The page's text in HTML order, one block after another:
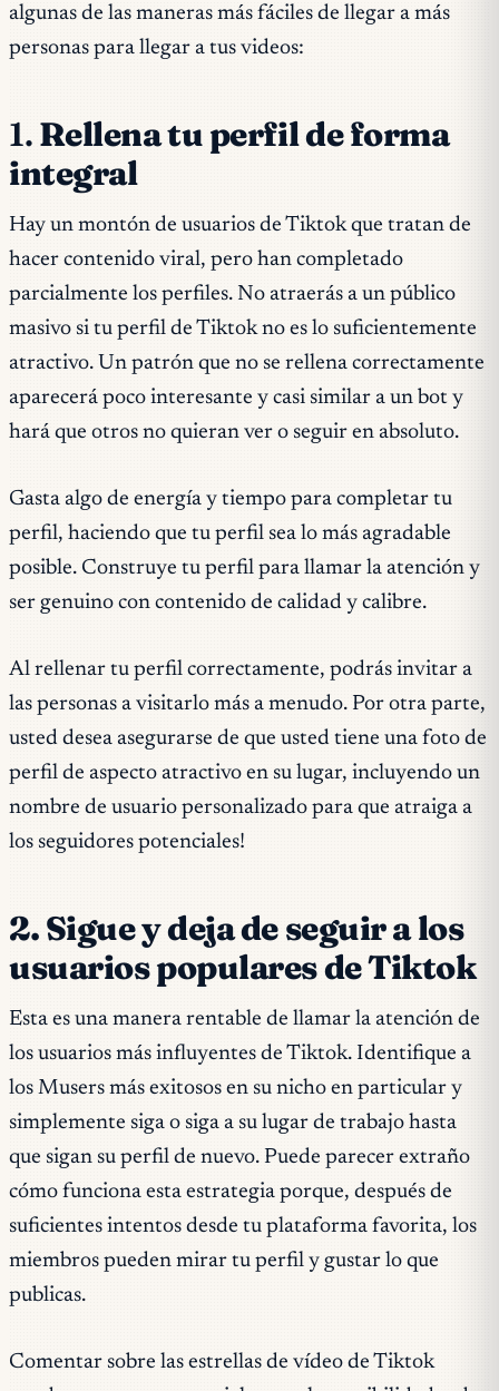
algunas de las maneras más fáciles de llegar a más
personas para llegar a tus videos:
1.Rellena tu perfil de forma
integral
Hay un montón de usuarios de Tiktok que tratan de
hacer contenido viral, pero han completado
parcialmente los perfiles. No atraerás a un público
masivo si tu perfil de Tiktok no es lo suficientemente
atractivo. Un patrón que no se rellena correctamente
aparecerá poco interesante y casi similar a un bot y
hará que otros no quieran ver o seguir en absoluto.
Gasta algo de energía y tiempo para completar tu
perfil, haciendo que tu perfil sea lo más agradable
posible. Construye tu perfil para llamar la atención y
ser genuino con contenido de calidad y calibre.
Al rellenar tu perfil correctamente, podrás invitar a
las personas a visitarlo más a menudo. Por otra parte,
usted desea asegurarse de que usted tiene una foto de
perfil de aspecto atractivo en su lugar, incluyendo un
nombre de usuario personalizado para que atraiga a
los seguidores potenciales!
2. Sigue y deja de seguir a los
usuarios populares de Tiktok
Esta es una manera rentable de llamar la atención de
los usuarios más influyentes de Tiktok. Identifique a
los Musers más exitosos en su nicho en particular y
simplemente siga o siga a su lugar de trabajo hasta
que sigan su perfil de nuevo. Puede parecer extraño
cómo funciona esta estrategia porque, después de
suficientes intentos desde tu plataforma favorita, los
miembros pueden mirar tu perfil y gustar lo que
publicas.
Comentar sobre las estrellas de vídeo de Tiktok